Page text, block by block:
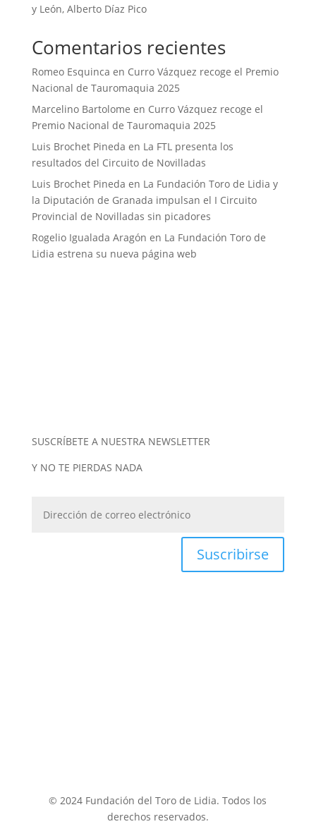
y León, Alberto Díaz Pico
Comentarios recientes
Romeo Esquinca en Curro Vázquez recoge el Premio
Nacional de Tauromaquia 2025
Marcelino Bartolome en Curro Vázquez recoge el
Premio Nacional de Tauromaquia 2025
Luis Brochet Pineda en La FTL presenta los
resultados del Circuito de Novilladas
Luis Brochet Pineda en La Fundación Toro de Lidia y
la Diputación de Granada impulsan el I Circuito
Provincial de Novilladas sin picadores
Rogelio Igualada Aragón en La Fundación Toro de
Lidia estrena su nueva página web
SUSCRÍBETE A NUESTRA NEWSLETTER
Y NO TE PIERDAS NADA
Suscribirse
© 2024 Fundación del Toro de Lidia. Todos los
derechos reservados.